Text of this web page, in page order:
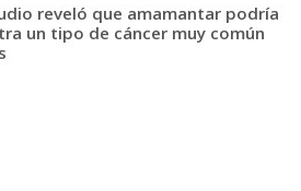
reveló que amamantar podría
un tipo de cáncer muy común